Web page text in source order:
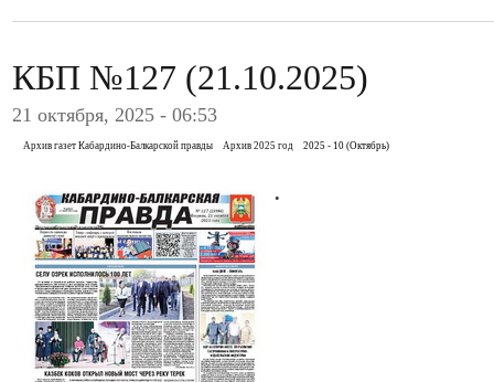
КБП №127 (21.10.2025)
21 октября, 2025 - 06:53
Архив газет Кабардино-Балкарской правды Архив 2025 год 2025 - 10 (Октябрь)
.